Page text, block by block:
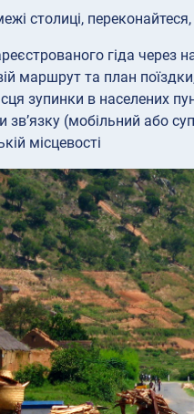
столиці,
гіда через
маршрут та план
зупинки в населених
зв’язку (мобільний або
місцевості